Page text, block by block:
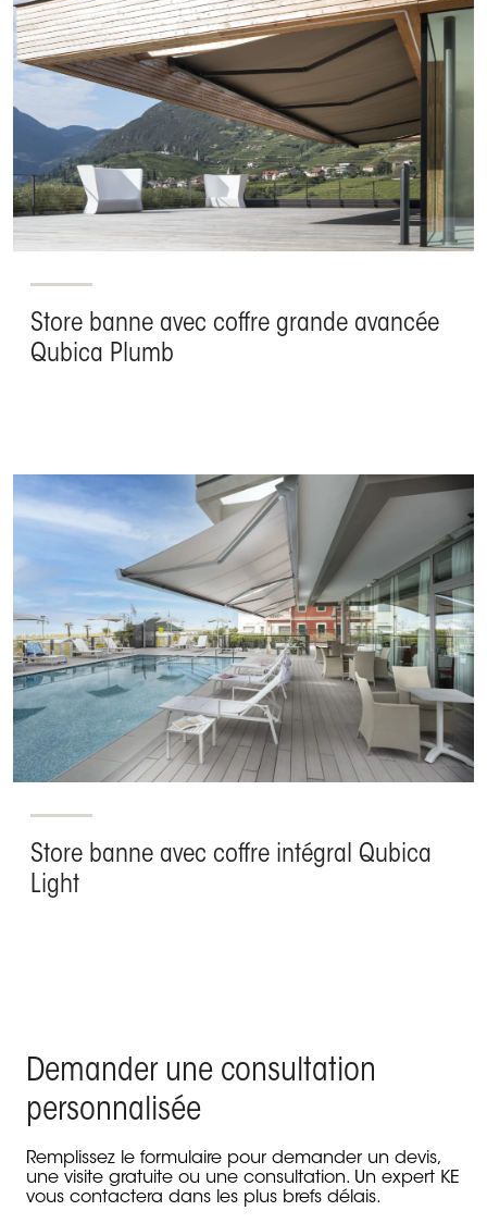
Store banne avec coffre grande avancée
Qubica Plumb
Store banne avec coffre intégral Qubica
Light
Demander une consultation
personnalisée
Remplissez le formulaire pour demander un devis,
une visite gratuite ou une consultation. Un expert KE
vous contactera dans les plus brefs délais.